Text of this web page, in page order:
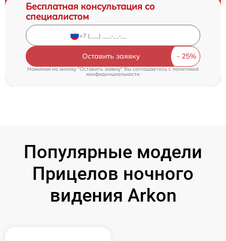
Бесплатная консультация со
специалистом
Оставить заявку
Нажимая на кнопку "Оставить заявку" Вы соглашаетесь c политикой
конфиденциальности
Популярные модели
Прицелов ночного
видения Arkon